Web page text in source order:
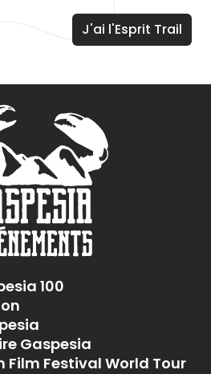
100
Gaspesia
Film Festival World Tour